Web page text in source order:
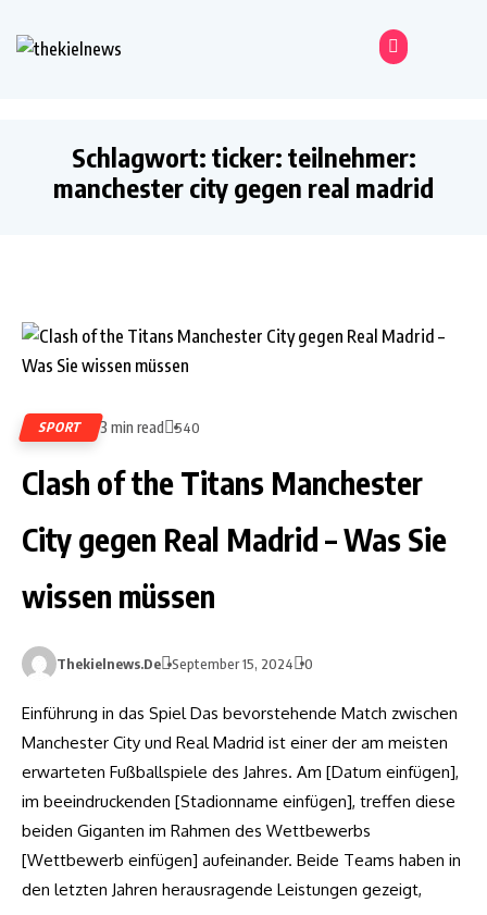
Schlagwort: ticker: teilnehmer:
manchester city gegen real madrid
SPORT 3 min read 540
Clash of the Titans Manchester
City gegen Real Madrid – Was Sie
wissen müssen
Thekielnews.de September 15, 2024 0
Einführung in das Spiel Das bevorstehende Match zwischen
Manchester City und Real Madrid ist einer der am meisten
erwarteten Fußballspiele des Jahres. Am [Datum einfügen],
im beeindruckenden [Stadionname einfügen], treffen diese
beiden Giganten im Rahmen des Wettbewerbs
[Wettbewerb einfügen] aufeinander. Beide Teams haben in
den letzten Jahren herausragende Leistungen gezeigt,